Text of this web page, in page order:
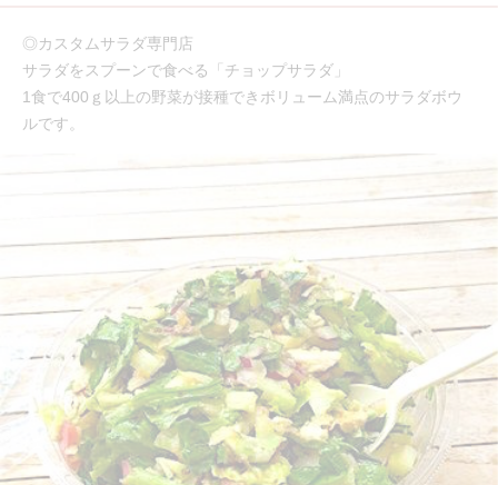
◎カスタムサラダ専門店
サラダをスプーンで食べる「チョップサラダ」
1食で400ｇ以上の野菜が接種できボリューム満点のサラダボウ
ルです。